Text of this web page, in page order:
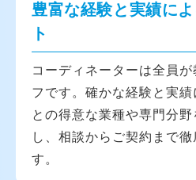
豊富な経験と実績に
ト
コーディネーターは全員
フです。確かな経験と実
との得意な業種や専門分
し、相談からご契約まで
す。